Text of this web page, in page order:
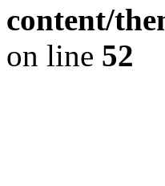
content/
on line 52